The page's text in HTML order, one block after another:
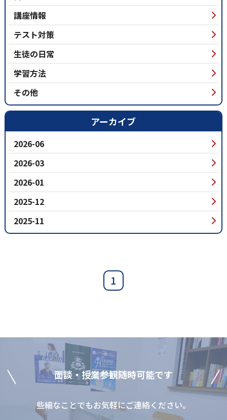
講座情報
テスト対策
生徒の日常
学習方法
その他
アーカイブ
2026-06
2026-03
2026-01
2025-12
2025-11
1
⾯談‧授業参観随時可能です
些細なことでもお気軽にご連絡ください。